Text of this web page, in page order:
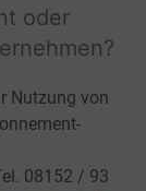
oder
Nutzung von
08152 / 93